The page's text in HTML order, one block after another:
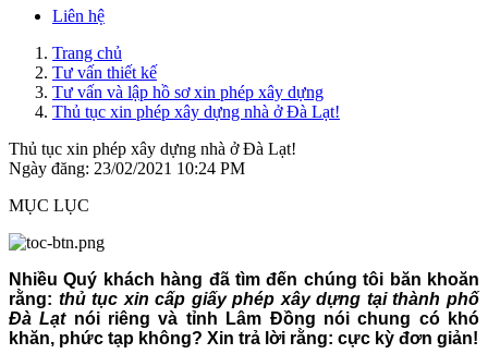
Liên hệ
Trang chủ
Tư vấn thiết kế
Tư vấn và lập hồ sơ xin phép xây dựng
Thủ tục xin phép xây dựng nhà ở Đà Lạt!
Thủ tục xin phép xây dựng nhà ở Đà Lạt!
Ngày đăng: 23/02/2021 10:24 PM
MỤC LỤC
Nhiều Quý khách hàng đã tìm đến chúng tôi băn khoăn
rằng: thủ tục xin cấp giấy phép xây dựng tại thành phố
Đà Lạtnói riêng và tỉnh Lâm Đồng nói chung có khó
khăn, phức tạp không? Xin trả lời rằng: cực kỳ đơn giản!